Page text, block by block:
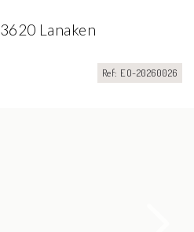
3620 Lanaken
Ref: EO-20260026